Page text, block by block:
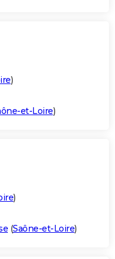
)
et-Loire)
)
(Saône-et-Loire)